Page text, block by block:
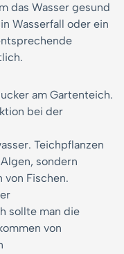
das Wasser gesund
Wasserfall oder ein
am Gartenteich.
bei der
Teichpflanzen
sondern
von Fischen.
sollte man die
von